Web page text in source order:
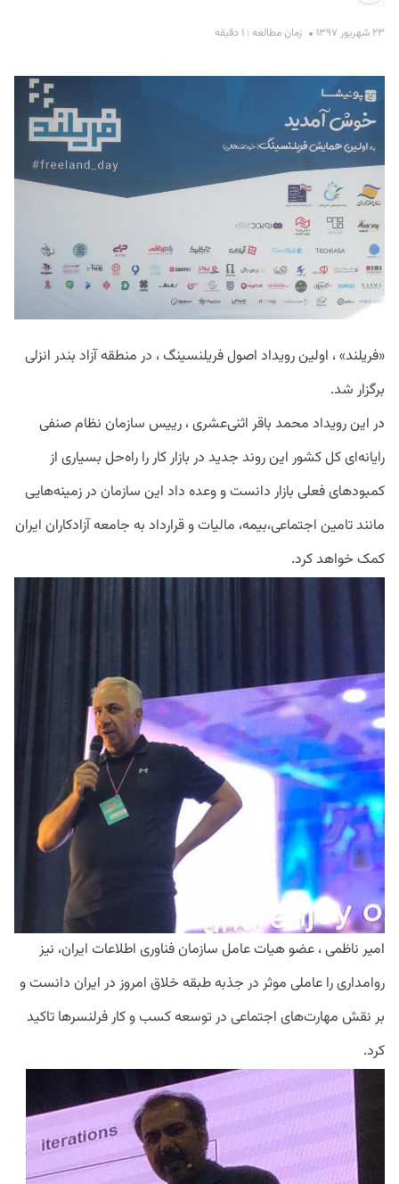
۲۳ شهریور ۱۳۹۷ زمان مطالعه : ۱ دقیقه
«فریلند» ، اولین رویداد اصول فریلنسینگ ، در منطقه آزاد بندر انزلی
برگزار شد.
در این رویداد محمد باقر اثنی‌عشری ، رییس سازمان نظام صنفی
رایانه‌ای کل کشور این روند جدید در بازار کار را راه‌حل بسیاری از
کمبود‌های فعلی بازار دانست و وعده داد این سازمان در زمینه‌هایی
مانند تامین اجتماعی،بیمه، مالیات و قرارداد به جامعه آزادکاران ایران
کمک خواهد کرد.
امیر ناظمی ، عضو هیات عامل سازمان فناوری اطلاعات ایران، نیز
روامداری را عاملی موثر در جذبه طبقه خلاق امروز در ایران دانست و
بر نقش مهارت‌های اجتماعی در توسعه کسب و کار فرلنسر‌ها تاکید
کرد.